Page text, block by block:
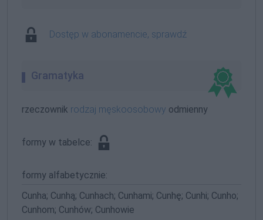
Dostęp w abonamencie, sprawdź
Gramatyka
rzeczownik rodzaj męskoosobowy odmienny
formy w tabelce:
formy alfabetycznie:
Cunha; Cunhą; Cunhach; Cunhami; Cunhę; Cunhi; Cunho;
Cunhom; Cunhów; Cunhowie